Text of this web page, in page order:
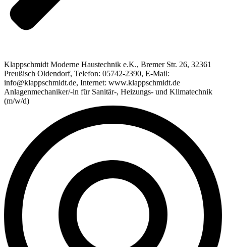
Klappschmidt Moderne Haustechnik e.K., Bremer Str. 26, 32361
Preußisch Oldendorf, Telefon: 05742-2390, E-Mail:
info@klappschmidt.de, Internet: www.klappschmidt.de
Anlagenmechaniker/-in für Sanitär-, Heizungs- und Klimatechnik
(m/w/d)